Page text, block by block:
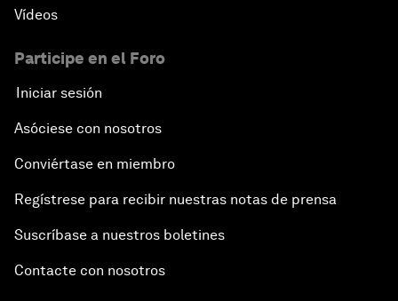
Vídeos
Participe en el Foro
Iniciar sesión
Asóciese con nosotros
Conviértase en miembro
Regístrese para recibir nuestras notas de prensa
Suscríbase a nuestros boletines
Contacte con nosotros